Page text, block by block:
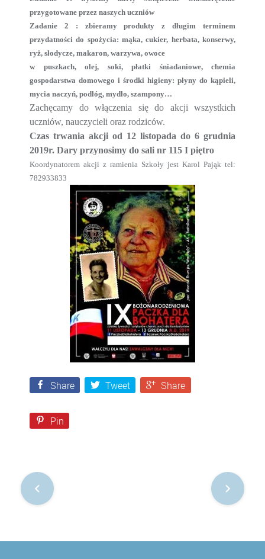
przygotowane przez naszych uczniów
Zadanie 2 : zbieramy produkty z długim terminem
przydatności do spożycia: mąka, cukier, herbata, konserwy,
ryż, słodycze, makaron, warzywa, owoce
w puszkach, olej, soki, płatki śniadaniowe, chemia
gospodarstwa domowego i środki higieny: płyny do kąpieli,
mycia naczyń, podłóg, mydło, szampony…
Zachęcamy do włączenia się do akcji wszystkich
uczniów, nauczycieli oraz rodziców.
Czas trwania akcji od 12 listopada do 6 grudnia
2019r. Dary przynosimy do sali nr 115 I piętro
Koordynatorem akcji z ramienia Szkoły jest Karol Pająk tel:
782933833
Share Tweet Share
Pin
Nawigacja
postach